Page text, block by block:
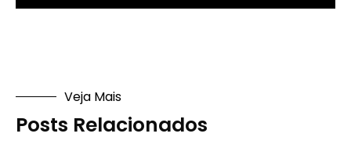
Veja Mais
Posts Relacionados